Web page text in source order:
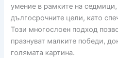
умение в рамките на
дългосрочните цели, като
Този многослоен подход
празнуват малките победи,
голямата картина.